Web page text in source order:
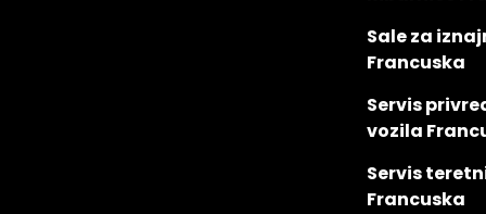
Sale za
Francuska
Servis
vozila
Servis
Francuska